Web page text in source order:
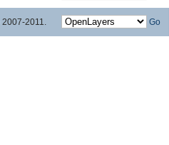
2011. Go